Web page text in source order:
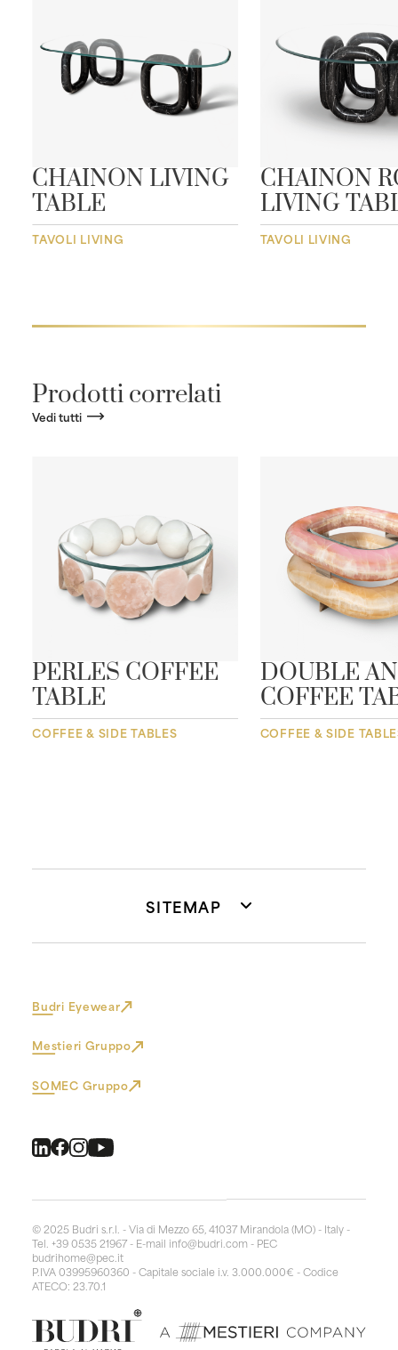
CHAINON LIVING
TABLE
TAVOLI LIVING
CHAINON
LIVING
TAVOLI LIVING
Prodotti correlati
Vedi tutti
PERLES COFFEE
TABLE
COFFEE & SIDE TABLES
DOUBLE
COFFEE
COFFEE & SIDE
SITEMAP
Budri Eyewear
Mestieri Gruppo
SOMEC Gruppo
© 2025 Budri s.r.l. - Via di Mezzo 65, 41037 Mirandola (MO) - Italy -
Tel. +39 0535 21967 - E-mail info@budri.com - PEC
budrihome@pec.it
P.IVA 03995960360 - Capitale sociale i.v. 3.000.000€ - Codice
ATECO: 23.70.1